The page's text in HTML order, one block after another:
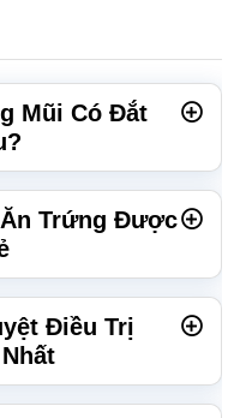
Mũi Có Đắt
Trứng Được
Điều Trị